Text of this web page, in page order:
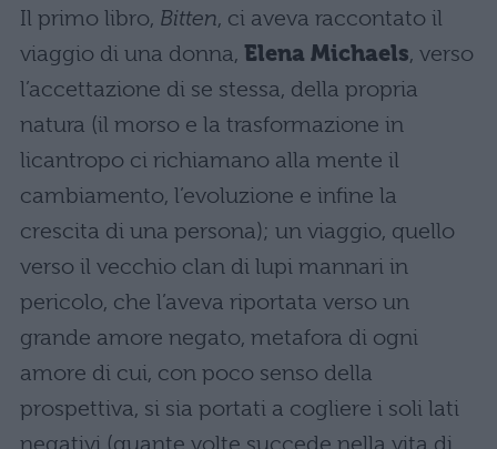
Il primo libro, Bitten, ci aveva raccontato il
viaggio di una donna, Elena Michaels, verso
l’accettazione di se stessa, della propria
natura (il morso e la trasformazione in
licantropo ci richiamano alla mente il
cambiamento, l’evoluzione e infine la
crescita di una persona); un viaggio, quello
verso il vecchio clan di lupi mannari in
pericolo, che l’aveva riportata verso un
grande amore negato, metafora di ogni
amore di cui, con poco senso della
prospettiva, si sia portati a cogliere i soli lati